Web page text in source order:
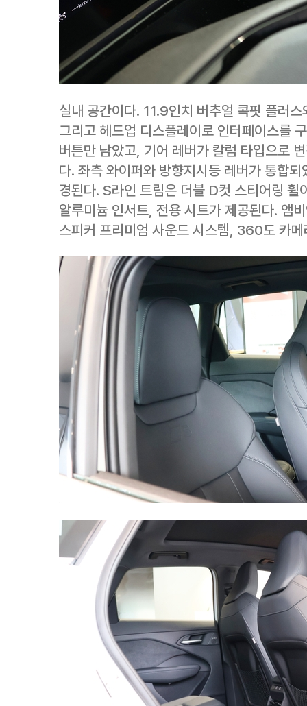
실내 공간이다. 11.9인치 버추얼 콕핏 플러
그리고 헤드업 디스플레이로 인터페이스를
버튼만 남았고, 기어 레버가 칼럼 타입으로
다. 좌측 와이퍼와 방향지시등 레버가 통합
경된다. S라인 트림은 더블 D컷 스티어링 휠
알루미늄 인서트, 전용 시트가 제공된다.
스피커 프리미엄 사운드 시스템, 360도 카